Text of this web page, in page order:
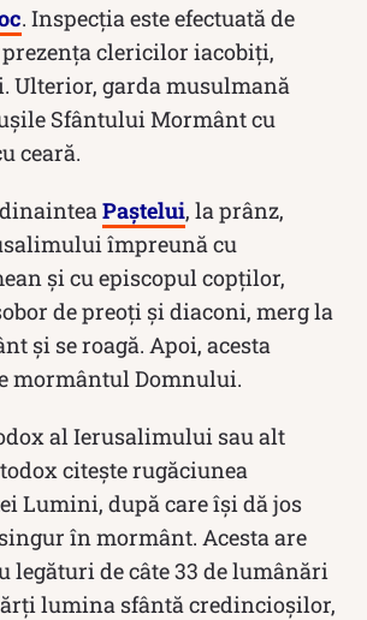
. Inspecţia este efectuată de
clericilor iacobiţi,
Ulterior, garda musulmană
Sfântului Mormânt cu
ceară.
Paștelui, la prânz,
împreună cu
și cu episcopul copților,
de preoți și diaconi, merg la
și se roagă. Apoi, acesta
mormântul Domnului.
al Ierusalimului sau alt
citește rugăciunea
Lumini, după care își dă jos
în mormânt. Acesta are
legături de câte 33 de lumânări
lumina sfântă credincioşilor,